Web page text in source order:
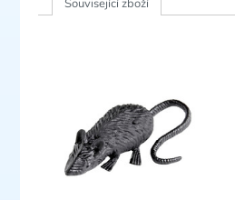
Související zboží